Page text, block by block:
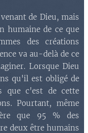
de Dieu, mais
humaine de ce que
des créations
va au-delà de ce
Lorsque Dieu
qu'il est obligé de
que c'est de cette
Pourtant, même
que 95 % des
deux être humains